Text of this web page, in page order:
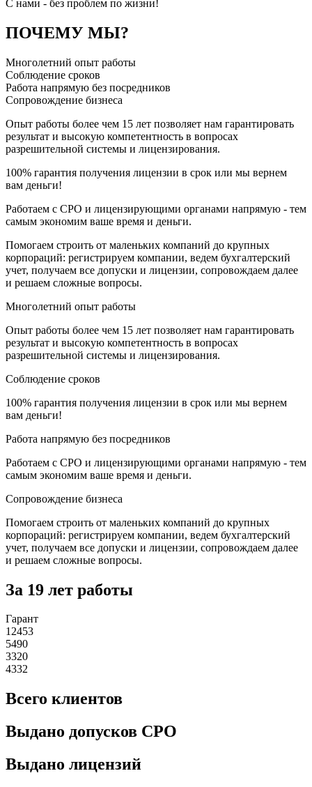
C нами - без проблем по жизни!
ПОЧЕМУ МЫ?
Многолетний опыт работы
Соблюдение сроков
Работа напрямую без посредников
Сопровождение бизнеса
Опыт работы более чем 15 лет позволяет нам гарантировать
результат и высокую компетентность в вопросах
разрешительной системы и лицензирования.
100% гарантия получения лицензии в срок или мы вернем
вам деньги!
Работаем с СРО и лицензирующими органами напрямую - тем
самым экономим ваше время и деньги.
Помогаем строить от маленьких компаний до крупных
корпораций: регистрируем компании, ведем бухгалтерский
учет, получаем все допуски и лицензии, сопровождаем далее
и решаем сложные вопросы.
Многолетний опыт работы
Опыт работы более чем 15 лет позволяет нам гарантировать
результат и высокую компетентность в вопросах
разрешительной системы и лицензирования.
Соблюдение сроков
100% гарантия получения лицензии в срок или мы вернем
вам деньги!
Работа напрямую без посредников
Работаем с СРО и лицензирующими органами напрямую - тем
самым экономим ваше время и деньги.
Сопровождение бизнеса
Помогаем строить от маленьких компаний до крупных
корпораций: регистрируем компании, ведем бухгалтерский
учет, получаем все допуски и лицензии, сопровождаем далее
и решаем сложные вопросы.
За 19 лет работы
Гарант
12453
5490
3320
4332
Всего клиентов
Выдано допусков СРО
Выдано лицензий